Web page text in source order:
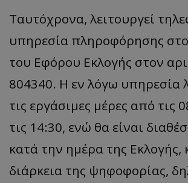
Ταυτόχρονα, λειτουργεί
υπηρεσία πληροφόρησης
του Εφόρου Εκλογής στον
804340. Η εν λόγω υπηρεσία
τις εργάσιμες μέρες από τις
τις 14:30, ενώ θα είναι
κατά την ημέρα της Εκλογής,
διάρκεια της ψηφοφορίας,